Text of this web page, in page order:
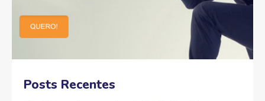
Posts Recentes